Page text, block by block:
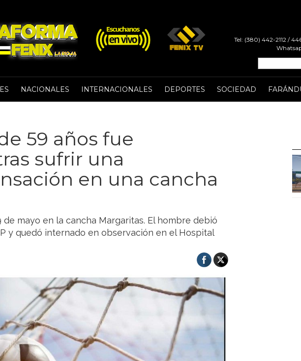
Tel: (380) 442-2112 /
NACIONALES INTERNACIONALES DEPORTES SOCIEDAD
59 años fue
sufrir una
en una cancha
mayo en la cancha Margaritas. El hombre debió
y quedó internado en observación en el Hospital